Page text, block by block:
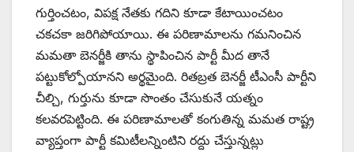
గుర్తించటం, విపక్ష నేతకు గదిని కూడా కేటాయించటం
చకచకా జరిగిపోయాయి. ఈ పరిణామాలను గమనించిన
మమతా బెనర్జీకి తాను స్థాపించిన పార్టీ మీద తానే
పట్టుకోల్పోయానని అర్థమైంది. రితబ్రత బెనర్జీ టీఎంసీ పార్టీని
చీల్చి, గుర్తును కూడా సొంతం చేసుకునే యత్నం
కలవరపెట్టింది. ఈ పరిణామాలతో కంగుతిన్న మమత రాష్ట్ర
వ్యాప్తంగా పార్టీ కమిటీలన్నింటిని రద్దు చేస్తున్నట్లు